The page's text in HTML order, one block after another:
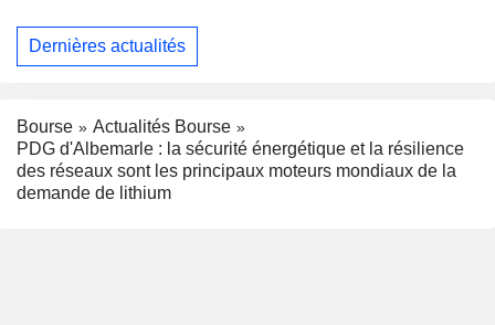
Dernières actualités
Bourse
Actualités Bourse
PDG d'Albemarle : la sécurité énergétique et la résilience
des réseaux sont les principaux moteurs mondiaux de la
demande de lithium